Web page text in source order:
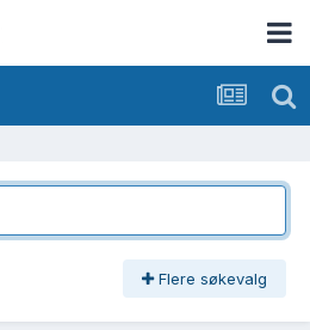
Flere søkevalg